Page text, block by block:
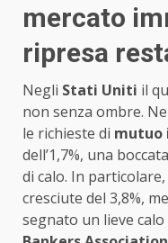
mercato
ripresa
Negli Stati Uniti il
non senza ombre.
le richieste di mutuo
dell’1,7%, una
di calo. In
cresciute del 3,8%,
segnato un lieve calo